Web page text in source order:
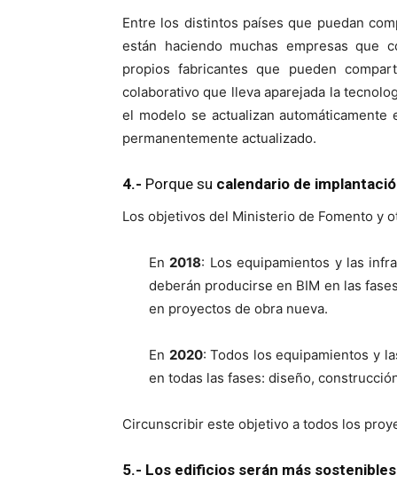
Entre los distintos países que puedan
están haciendo muchas empresas que
propios fabricantes que pueden
colaborativo que lleva aparejada la
el modelo se actualizan
permanentemente actualizado.
4.- Porque su calendario de
Los objetivos del Ministerio de Fomento y
En 2018: Los equipamientos y las
deberán producirse en BIM en las
en proyectos de obra nueva.
En 2020: Todos los equipamientos y
en todas las fases: diseño,
Circunscribir este objetivo a todos los
5.- Los edificios serán más sostenibles